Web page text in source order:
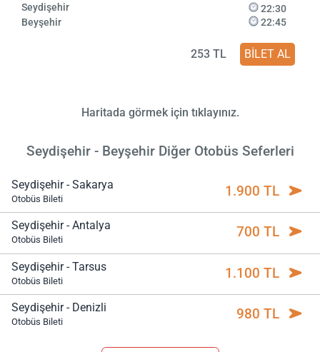
Seydişehir
Beyşehir
22:30
22:45
253 TL BİLET AL
Haritada görmek için tıklayınız.
Seydişehir - Beyşehir Diğer Otobüs Seferleri
Seydişehir - Sakarya
Otobüs Bileti 1.900 TL
Seydişehir - Antalya
Otobüs Bileti 700 TL
Seydişehir - Tarsus
Otobüs Bileti 1.100 TL
Seydişehir - Denizli
Otobüs Bileti 980 TL